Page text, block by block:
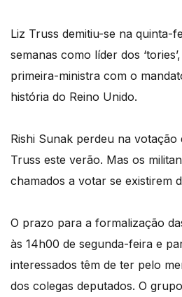
Liz Truss demitiu-se na quinta-
semanas como líder dos
primeira-ministra com o
história do Reino Unido.
Rishi Sunak perdeu na votação
Truss este verão. Mas os
chamados a votar se existirem
O prazo para a formalização
às 14h00 de segunda-feira e
interessados têm de ter pelo
dos colegas deputados. O